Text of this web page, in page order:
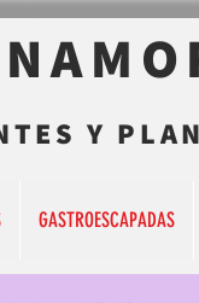
Y
GASTROESCAPADAS